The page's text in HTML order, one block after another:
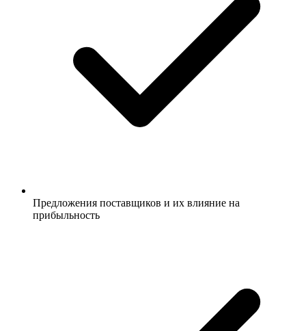
Предложения поставщиков и их влияние на
прибыльность